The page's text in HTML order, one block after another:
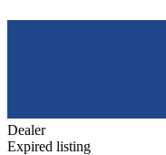
Dealer
Expired listing